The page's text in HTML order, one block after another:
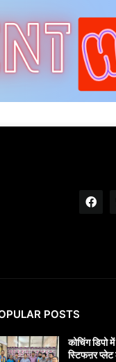
POSTS
कोचिंग डिपो
स्टिफऩर प्लेट